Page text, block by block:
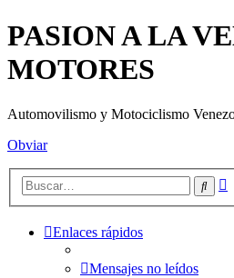
PASION A LA
MOTORES
Automovilismo y Motociclismo
Obviar
Enlaces rápidos
Mensajes no leídos